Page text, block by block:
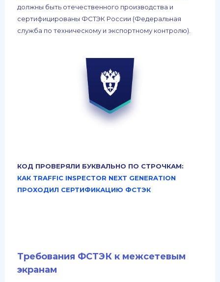
должны быть отечественного производства и
сертифицированы ФСТЭК России (Федеральная
служба по техническому и экспортному контролю).
КОД ПРОВЕРЯЛИ БУКВАЛЬНО ПО СТРОЧКАМ:
КАК TRAFFIC INSPECTOR NEXT GENERATION
ПРОХОДИЛ СЕРТИФИКАЦИЮ ФСТЭК
Требования ФСТЭК к межсетевым
экранам